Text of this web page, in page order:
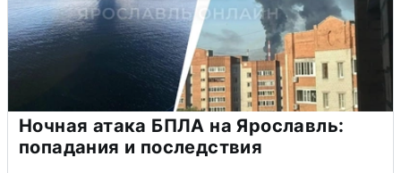
Ночная атака БПЛА на Ярославль:
попадания и последствия